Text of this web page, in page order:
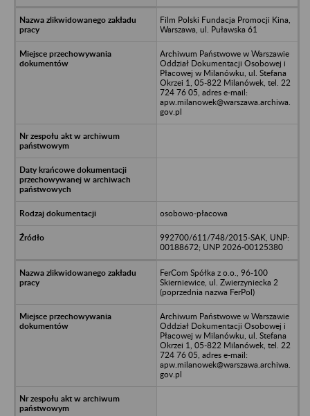
Film Polski Fundacja Promocji Kina,
Warszawa, ul. Puławska 61
Archiwum Państwowe w Warszawie
Oddział Dokumentacji Osobowej i
Płacowej w Milanówku, ul. Stefana
Okrzei 1, 05-822 Milanówek, tel. 22
724 76 05, adres e-mail:
apw.milanowek@warszawa.archiwa.
gov.pl
osobowo-płacowa
992700/611/748/2015-SAK, UNP:
00188672; UNP 2026-00125380
FerCom Spółka z o.o., 96-100
Skierniewice, ul. Zwierzyniecka 2
(poprzednia nazwa FerPol)
Archiwum Państwowe w Warszawie
Oddział Dokumentacji Osobowej i
Płacowej w Milanówku, ul. Stefana
Okrzei 1, 05-822 Milanówek, tel. 22
724 76 05, adres e-mail:
apw.milanowek@warszawa.archiwa.
gov.pl